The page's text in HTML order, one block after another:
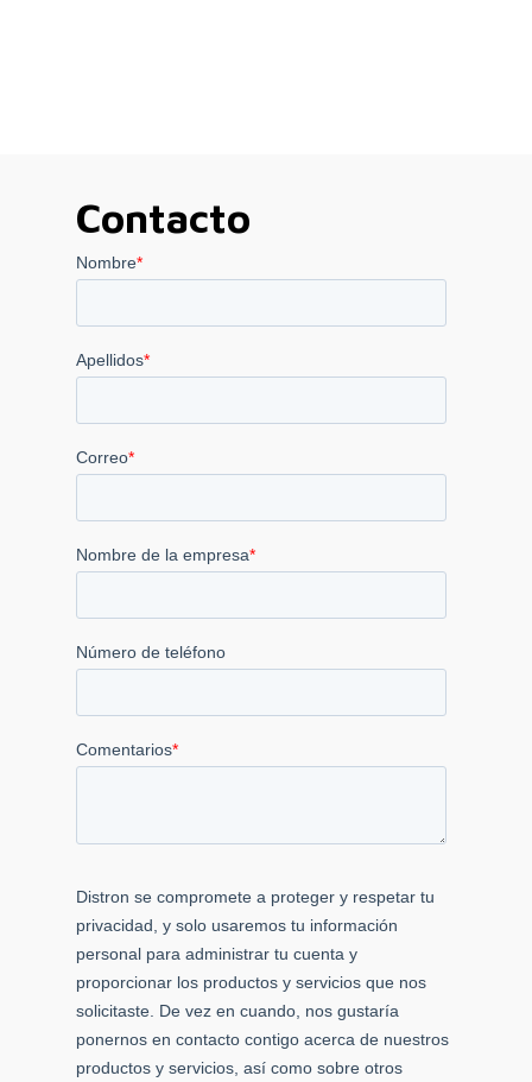
Contacto